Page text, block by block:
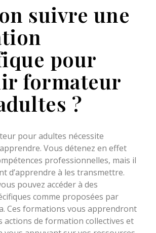
suivre une
pour
formateur
?
pour adultes nécessite
Vous détenez en effet
professionnelles, mais il
d’apprendre à les transmettre.
pouvez accéder à des
comme proposées par
Ces formations vous apprendront
actions de formation collectives et